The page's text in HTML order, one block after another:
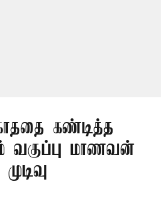
கண்டித்த
வகுப்பு மாணவன்